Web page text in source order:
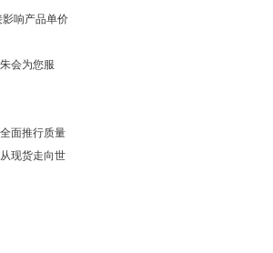
响产品单价
会为您服
面推行质量
现货走向世